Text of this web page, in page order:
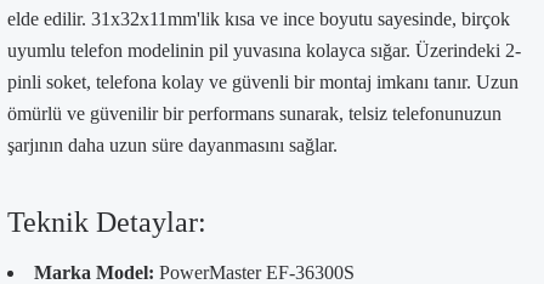
elde edilir. 31x32x11mm'lik kısa ve ince boyutu sayesinde, birçok
uyumlu telefon modelinin pil yuvasına kolayca sığar. Üzerindeki 2-
pinli soket, telefona kolay ve güvenli bir montaj imkanı tanır. Uzun
ömürlü ve güvenilir bir performans sunarak, telsiz telefonunuzun
şarjının daha uzun süre dayanmasını sağlar.
Teknik Detaylar:
Marka Model: PowerMaster EF-36300S